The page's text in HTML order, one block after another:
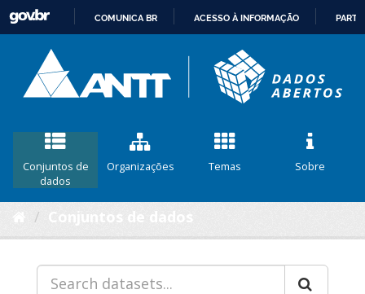
CONTEÚDO
COMUNICA BR ACESSO À INFORMAÇÃO
Conjuntos de
dados
Organizações Temas Sobre